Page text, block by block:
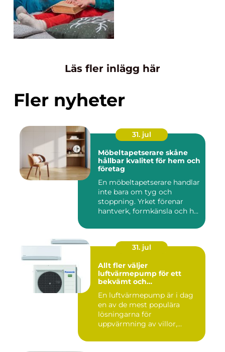
Läs fler inlägg här
Fler nyheter
31. jul
Möbeltapetserare skåne
hållbar kvalitet för hem och
företag
En möbeltapetserare handlar
inte bara om tyg och
stoppning. Yrket förenar
hantverk, formkänsla och h...
31. jul
Allt fler väljer
luftvärmepump för ett
bekvämt och
En luftvärmepump är i dag
en av de mest populära
lösningarna för
uppvärmning av villor,